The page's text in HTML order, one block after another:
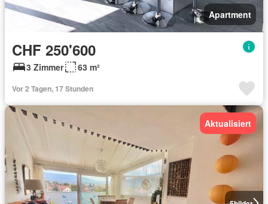
Apartment
CHF 250'600
3 Zimmer 63 m²
Vor 2 Tagen, 17 Stunden
Aktualisiert